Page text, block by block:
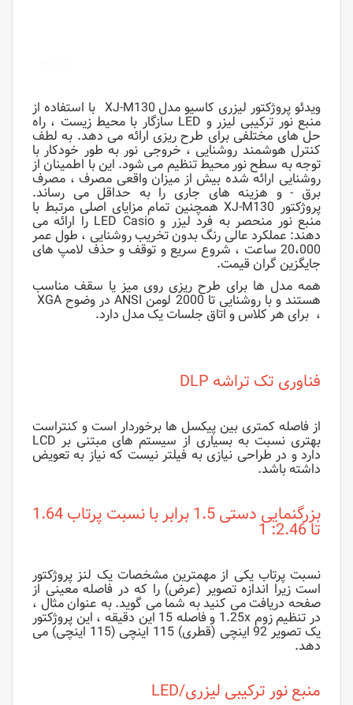
ویدئو پروژکتور لیزری کاسیو مدل XJ-M130 با استفاده از
منبع نور ترکیبی لیزر و LED سازگار با محیط زیست ، راه
حل های مختلفی برای طرح ریزی ارائه می دهد. به لطف
کنترل هوشمند روشنایی ، خروجی نور به طور خودکار با
توجه به سطح نور محیط تنظیم می شود. این با اطمینان از
روشنایی ارائه شده بیش از میزان واقعی مصرف ، مصرف
برق - و هزینه های جاری را به حداقل می رساند.
پروژکتور XJ-M130 همچنین تمام مزایای اصلی مرتبط با
منبع نور منحصر به فرد لیزر و LED Casio را ارائه می
دهند: عملکرد عالی رنگ بدون تخریب روشنایی ، طول عمر
20،000 ساعت ، شروع سریع و توقف و حذف لامپ های
جایگزین گران قیمت.
همه مدل ها برای طرح ریزی روی میز یا سقف مناسب
هستند و با روشنایی تا 2000 لومن ANSI در وضوح XGA
، برای هر کلاس و اتاق جلسات یک مدل دارد.
فناوری تک تراشه DLP
از فاصله کمتری بین پیکسل ها برخوردار است و کنتراست
بهتری نسبت به بسیاری از سیستم های مبتنی بر LCD
دارد و در طراحی نیازی به فیلتر نیست که نیاز به تعویض
داشته باشد.
بزرگنمایی دستی 1.5 برابر با نسبت پرتاب 1.64
تا 2.46: 1
نسبت پرتاب یکی از مهمترین مشخصات یک لنز پروژکتور
است زیرا اندازه تصویر (عرض) را که در فاصله معینی از
صفحه دریافت می کنید به شما می گوید. به عنوان مثال ،
در تنظیم زوم 1.25x و فاصله 15 این دقیقه ، این پروژکتور
یک تصویر 92 اینچی (قطری) 115 اینچی (115 اینچی) می
دهد.
منبع نور ترکیبی لیزری/LED